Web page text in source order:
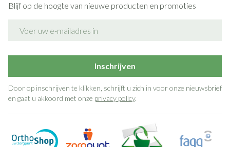
Blijf op de hoogte van nieuwe producten en promoties
Inschrijven
Door op inschrijven te klikken, schrijft u zich in voor onze nieuwsbrief
en gaat u akkoord met onze privacy policy.